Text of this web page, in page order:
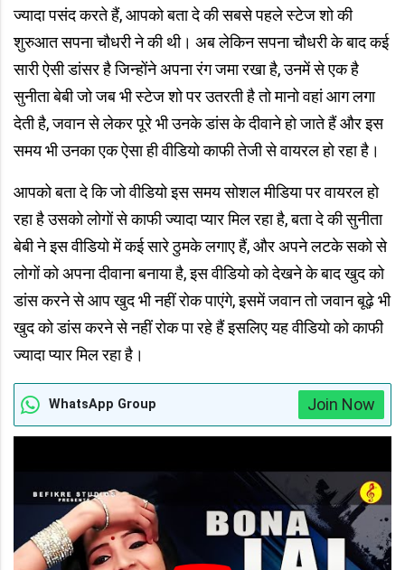
ज्यादा पसंद करते हैं, आपको बता दे की सबसे पहले स्टेज शो की
शुरुआत सपना चौधरी ने की थी। अब लेकिन सपना चौधरी के बाद कई
सारी ऐसी डांसर है जिन्होंने अपना रंग जमा रखा है, उनमें से एक है
सुनीता बेबी जो जब भी स्टेज शो पर उतरती है तो मानो वहां आग लगा
देती है, जवान से लेकर पूरे भी उनके डांस के दीवाने हो जाते हैं और इस
समय भी उनका एक ऐसा ही वीडियो काफी तेजी से वायरल हो रहा है।
आपको बता दे कि जो वीडियो इस समय सोशल मीडिया पर वायरल हो
रहा है उसको लोगों से काफी ज्यादा प्यार मिल रहा है, बता दे की सुनीता
बेबी ने इस वीडियो में कई सारे ठुमके लगाए हैं, और अपने लटके सको से
लोगों को अपना दीवाना बनाया है, इस वीडियो को देखने के बाद खुद को
डांस करने से आप खुद भी नहीं रोक पाएंगे, इसमें जवान तो जवान बूढ़े भी
खुद को डांस करने से नहीं रोक पा रहे हैं इसलिए यह वीडियो को काफी
ज्यादा प्यार मिल रहा है।
WhatsApp Group Join Now